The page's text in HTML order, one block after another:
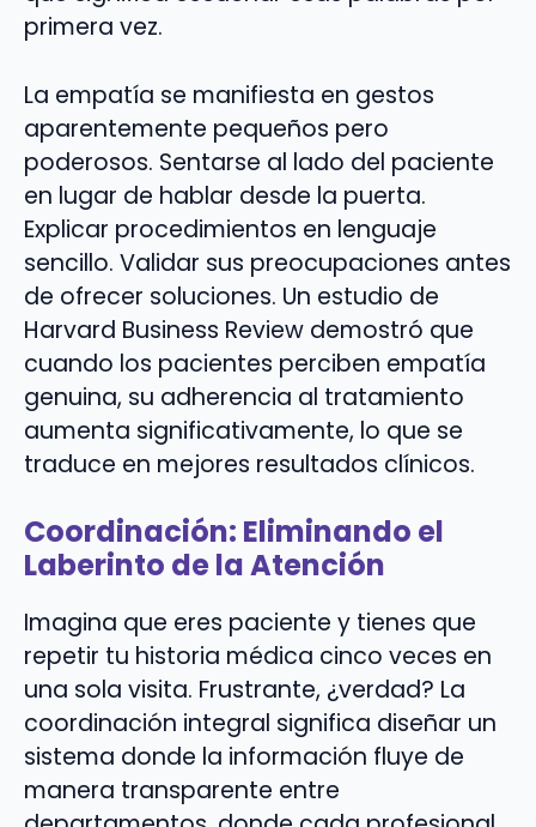
primera vez.
La empatía se manifiesta en gestos
aparentemente pequeños pero
poderosos. Sentarse al lado del paciente
en lugar de hablar desde la puerta.
Explicar procedimientos en lenguaje
sencillo. Validar sus preocupaciones antes
de ofrecer soluciones. Un estudio de
Harvard Business Review demostró que
cuando los pacientes perciben empatía
genuina, su adherencia al tratamiento
aumenta significativamente, lo que se
traduce en mejores resultados clínicos.
Coordinación: Eliminando el
Laberinto de la Atención
Imagina que eres paciente y tienes que
repetir tu historia médica cinco veces en
una sola visita. Frustrante, ¿verdad? La
coordinación integral significa diseñar un
sistema donde la información fluye de
manera transparente entre